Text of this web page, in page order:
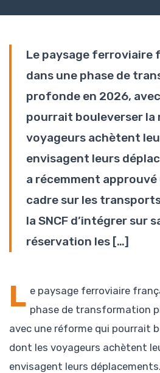
Le paysage ferroviaire
dans une phase de
profonde en 2026,
pourrait bouleverser la
voyageurs achètent
envisagent leurs
a récemment
cadre sur les
la SNCF d’intégrer sur
réservation les […]
L e paysage ferroviaire
phase de transformation
avec une réforme qui pourrait
dont les voyageurs achètent
envisagent leurs